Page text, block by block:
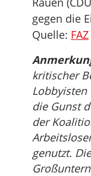
gegen die
Quelle: FAZ
kritischer
die Gunst
der
genutzt.